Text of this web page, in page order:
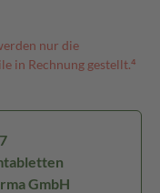
nur die
in Rechnung gestellt.⁴
GmbH